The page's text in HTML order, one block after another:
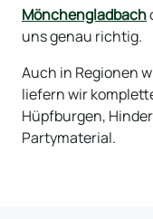
Mönchengladbach
uns genau richtig.
Auch in Regionen
liefern wir
Hüpfburgen,
Partymaterial.